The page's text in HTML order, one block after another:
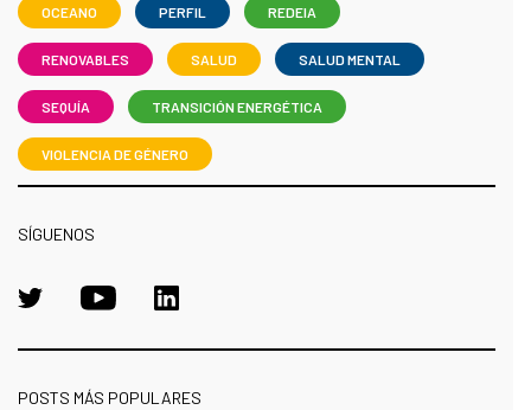
OCEANO PERFIL REDEIA
RENOVABLES SALUD SALUD MENTAL
SEQUÍA TRANSICIÓN ENERGÉTICA
VIOLENCIA DE GÉNERO
SÍGUENOS
POSTS MÁS POPULARES